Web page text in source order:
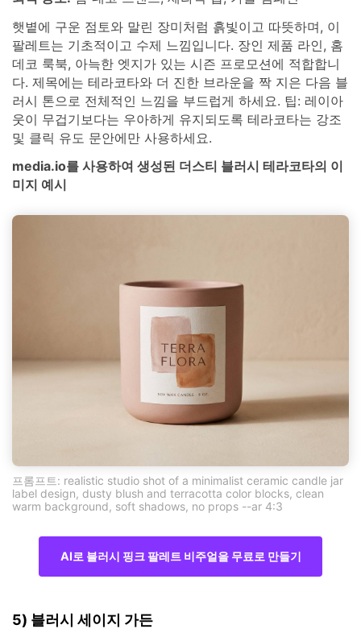
햇볕에 구운 점토와 말린 장미처럼 흙빛이고 따뜻하며, 이
팔레트는 기초적이고 수제 느낌입니다. 장인 제품 라인, 홈
데코 룩북, 아늑한 엣지가 있는 시즌 프로모션에 적합합니
다. 제목에는 테라코타와 더 진한 브라운을 짝 지은 다음 블
러시 톤으로 전체적인 느낌을 부드럽게 하세요. 팁: 레이아
웃이 무겁기보다는 우아하게 유지되도록 테라코타는 강조
및 클릭 유도 문안에만 사용하세요.
media.io를 사용하여 생성된 더스티 블러시 테라코타의 이
미지 예시
프롬프트: realistic studio shot of a minimalist ceramic candle jar
label design, dusty blush and terracotta color blocks, clean
warm background, soft shadows, no props --ar 4:3
AI로 블러시 핑크 팔레트 비주얼을 무료로 만들기
5) 블러시 세이지 가든